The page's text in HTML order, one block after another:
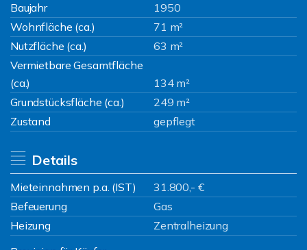
Baujahr
1950
Wohnfläche (ca.)
71 m²
Nutzfläche (ca.)
63 m²
Vermietbare Gesamtfläche
(ca.)
134 m²
Grundstücksfläche (ca.)
249 m²
Zustand
gepflegt
Details
Mieteinnahmen p.a. (IST)
31.800,- €
Befeuerung
Gas
Heizung
Zentralheizung